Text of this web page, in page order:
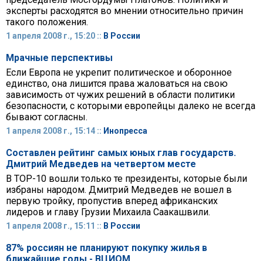
эксперты расходятся во мнении относительно причин
такого положения.
1 апреля 2008 г., 15:20 :: В России
Мрачные перспективы
Если Европа не укрепит политическое и оборонное
единство, она лишится права жаловаться на свою
зависимость от чужих решений в области политики
безопасности, с которыми европейцы далеко не всегда
бывают согласны.
1 апреля 2008 г., 15:14 :: Инопресса
Составлен рейтинг самых юных глав государств.
Дмитрий Медведев на четвертом месте
В ТOP-10 вошли только те президенты, которые были
избраны народом. Дмитрий Медведев не вошел в
первую тройку, пропустив вперед африканских
лидеров и главу Грузии Михаила Саакашвили.
1 апреля 2008 г., 15:11 :: В России
87% россиян не планируют покупку жилья в